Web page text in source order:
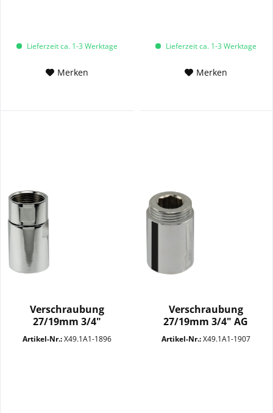
Lieferzeit ca. 1-3 Werktage
Merken
Lieferzeit ca. 1-3 Werktage
Merken
Verschraubung
27/19mm 3/4"
Überwurfmutter...
Artikel-Nr.:X49.1A1-1896
Verschraubung
27/19mm 3/4" AG
SW14+29 MC
Artikel-Nr.:X49.1A1-1907